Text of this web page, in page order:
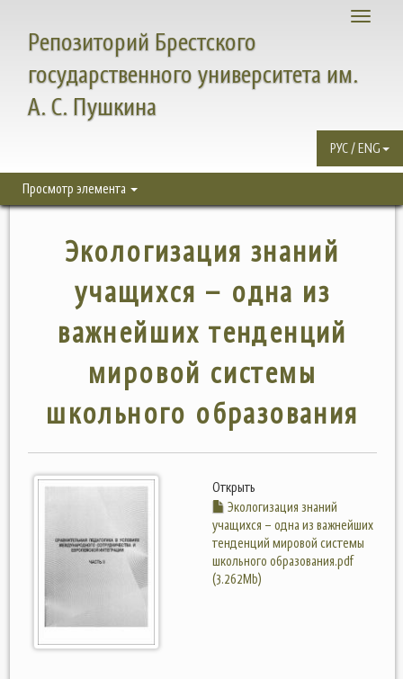
Toggle
Репозиторий Брестского
государственного университета им.
А. С. Пушкина
РУС / ENG
Просмотр элемента
Экологизация знаний
учащихся – одна из
важнейших тенденций
мировой системы
школьного образования
Открыть
Экологизация знаний
учащихся – одна из важнейших
тенденций мировой системы
школьного образования.pdf
(3.262Mb)